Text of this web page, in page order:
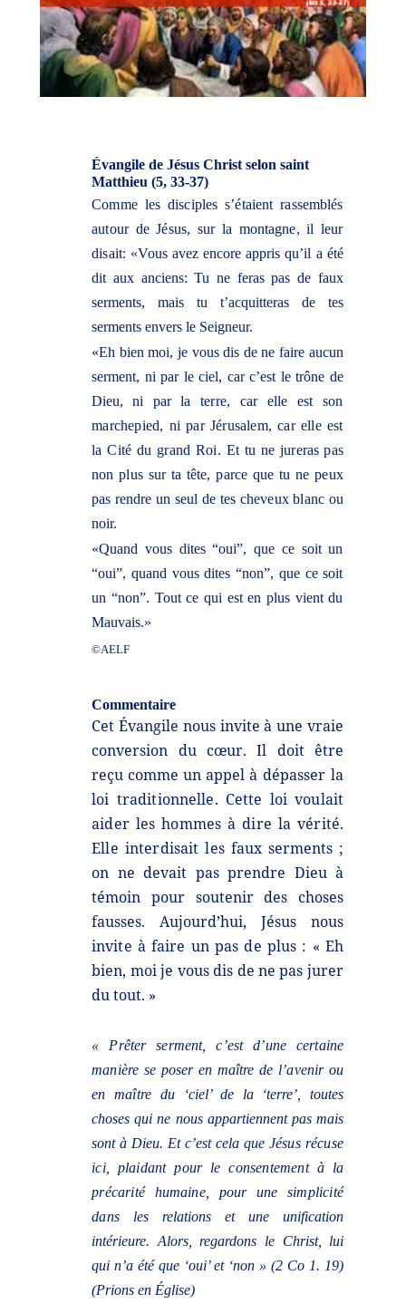
Évangile de Jésus Christ selon saint
Matthieu (5, 33-37)
Comme les disciples s’étaient rassemblés
autour de Jésus, sur la montagne, il leur
disait: «Vousavez encore appris qu’il a été
dit aux anciens: Tu ne feras pas de faux
serments, mais tu t’acquitteras de tes
serments envers le Seigneur.
«Eh bien moi, je vous dis de ne faire aucun
serment, ni par le ciel, car c’est le trône de
Dieu, ni parla terre, car elle est son
marchepied, ni par Jérusalem, car elle est
la Cité du grand Roi. Et tu nejureras pas
non plus sur ta tête, parce que tu ne peux
pas rendre un seul de tes cheveux blanc ou
noir.
«Quand vous dites “oui”, que ce soit un
“oui”, quand vous dites “non”, que ce soit
un “non”. Tout ce qui est en plus vient du
Mauvais.»
©AELF
Commentaire
Cet Évangile nous invite à une vraie
conversion du cœur. Il doit être
reçu comme un appel à dépasser la
loi traditionnelle. Cette loi voulait
aider les hommes à dire la vérité.
Elle interdisait lesfaux serments ;
on ne devait pas prendre Dieu à
témoin pour soutenir des choses
fausses. Aujourd’hui, Jésus nous
invite à faire un pas de plus : « Eh
bien, moi je vous dis de ne pas jurer
dutout. »
« Prêter serment, c’est d’une certaine
manière se poser en maître de l’avenir ou
en maître du ‘ciel’de la ‘terre’, toutes
choses qui ne nous appartiennent pas mais
sont à Dieu. Et c’est cela que Jésus récuse
ici, plaidant pour le consentement à la
précarité humaine, pour une simplicité
dans les relations et une unification
intérieure. Alors, regardons le Christ, lui
qui n’a été que ‘oui’ et ‘non » (2 Co 1. 19)
(Prions en Église)